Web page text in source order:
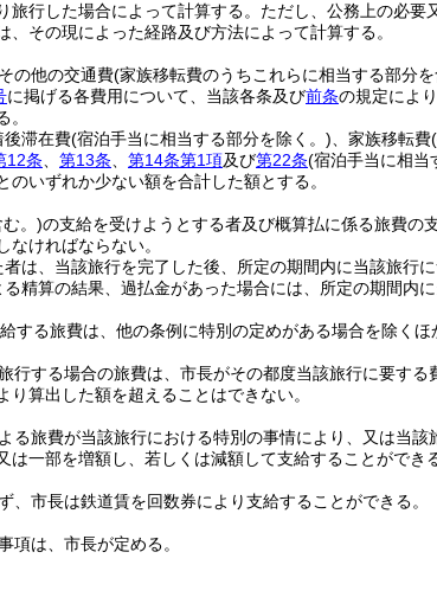
行した場合によって計算する。 ただし、公務上の必要
、その現によった経路及び方法によって計算する。
の他の交通費(家族移転費のうちこれらに相当する部分
に掲げる各費用について、当該各条及び前条の規定によ
後滞在費(宿泊手当に相当する部分を除く。) 、家族移転費
12条 第13条 第14条第1項及び第22条(宿泊手当に相当
いずれか少ない額を合計した額とする。
。)の支給を受けようとする者及び概算払に係る旅費の
ければならない。
は、当該旅行を完了した後、所定の期間内に当該旅行
精算の結果、過払金があった場合には、所定の期間内
する旅費は、他の条例に特別の定めがある場合を除くほ
行する場合の旅費は、市長がその都度当該旅行に要する
算出した額を超えることはできない。
る旅費が当該旅行における特別の事情により、又は当
一部を増額し、若しくは減額して支給することができる
、市長は鉄道賃を回数券により支給することができる。
項は、市長が定める。